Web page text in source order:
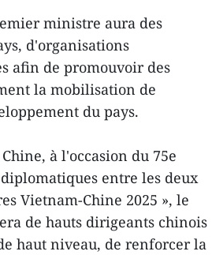
ministre aura des
d'organisations
afin de promouvoir des
la mobilisation de
du pays.
à l'occasion du 75e
entre les deux
Vietnam-Chine 2025 », le
de hauts dirigeants chinois
haut niveau, de renforcer la